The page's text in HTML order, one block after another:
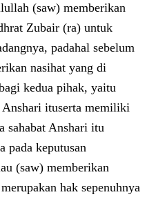
(saw) memberikan
Zubair (ra) untuk
padahal sebelum
nasihat yang di
kedua pihak, yaitu
Anshari ituserta memiliki
sahabat Anshari itu
pada keputusan
(saw) memberikan
hak sepenuhnya